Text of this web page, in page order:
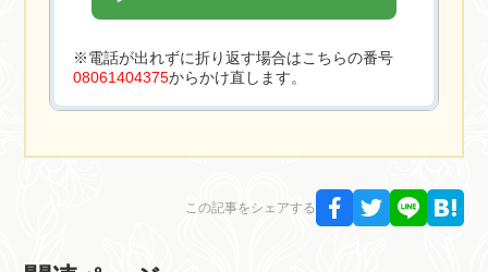
※電話が出れずに折り返す場合はこちらの番号
08061404375からかけ直します。
この記事をシェアする